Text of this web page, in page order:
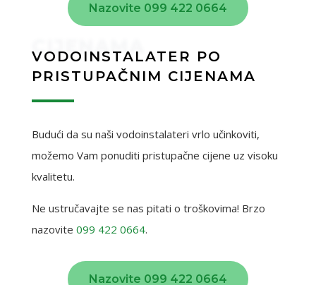
Nazovite 099 422 0664
CIJENAMA
VODOINSTALATER PO
PRISTUPAČNIM CIJENAMA
Budući da su naši vodoinstalateri vrlo učinkoviti,
možemo Vam ponuditi pristupačne cijene uz visoku
kvalitetu.
Ne ustručavajte se nas pitati o troškovima! Brzo
nazovite 099 422 0664.
Nazovite 099 422 0664